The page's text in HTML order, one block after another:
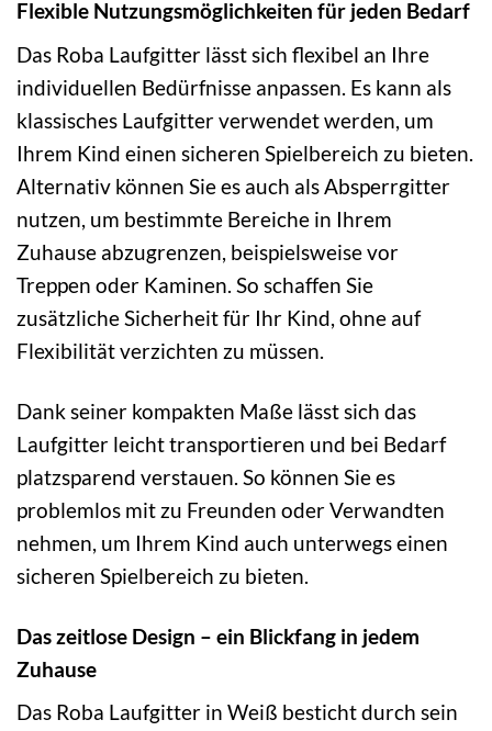
Flexible Nutzungsmöglichkeiten für jeden Bedarf
Das Roba Laufgitter lässt sich flexibel an Ihre
individuellen Bedürfnisse anpassen. Es kann als
klassisches Laufgitter verwendet werden, um
Ihrem Kind einen sicheren Spielbereich zu bieten.
Alternativ können Sie es auch als Absperrgitter
nutzen, um bestimmte Bereiche in Ihrem
Zuhause abzugrenzen, beispielsweise vor
Treppen oder Kaminen. So schaffen Sie
zusätzliche Sicherheit für Ihr Kind, ohne auf
Flexibilität verzichten zu müssen.
Dank seiner kompakten Maße lässt sich das
Laufgitter leicht transportieren und bei Bedarf
platzsparend verstauen. So können Sie es
problemlos mit zu Freunden oder Verwandten
nehmen, um Ihrem Kind auch unterwegs einen
sicheren Spielbereich zu bieten.
Das zeitlose Design – ein Blickfang in jedem
Zuhause
Das Roba Laufgitter in Weiß besticht durch sein